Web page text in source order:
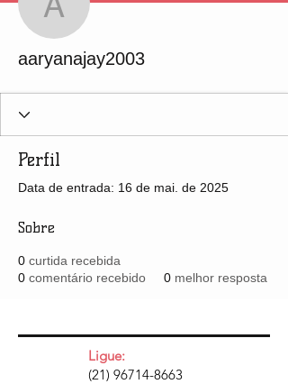
aaryanajay2003
aaryanajay2003
Perfil
Data de entrada: 16 de mai. de 2025
Sobre
0 curtida recebida
0 comentário recebido 0 melhor resposta
Ligue:
(21) 96714-8663